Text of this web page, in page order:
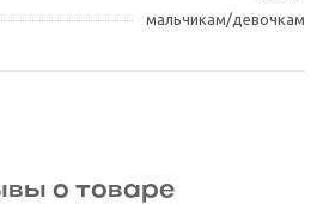
мальчикам/девочкам
о товаре